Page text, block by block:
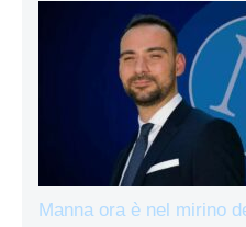
Manna ora è nel mirino